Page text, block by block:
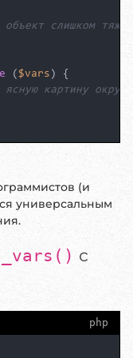
слишком
( $vars ) {
картину
(и
универсальным
с
php